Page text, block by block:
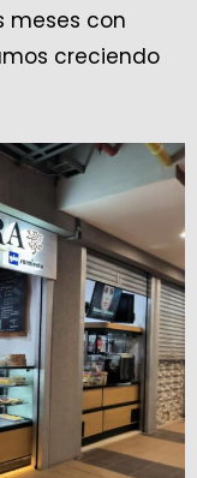
meses con
creciendo